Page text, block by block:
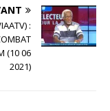
:
(10 06
2021)